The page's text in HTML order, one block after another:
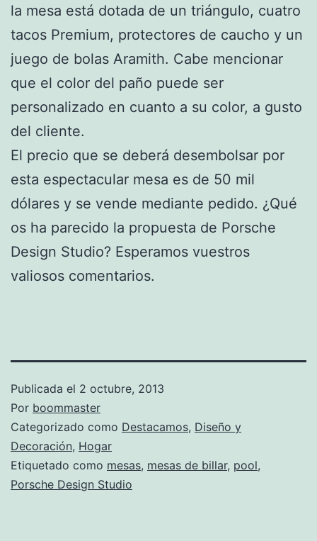
la mesa está dotada de un triángulo, cuatro
tacos Premium, protectores de caucho y un
juego de bolas Aramith. Cabe mencionar
que el color del paño puede ser
personalizado en cuanto a su color, a gusto
del cliente.
El precio que se deberá desembolsar por
esta espectacular mesa es de 50 mil
dólares y se vende mediante pedido. ¿Qué
os ha parecido la propuesta de Porsche
Design Studio? Esperamos vuestros
valiosos comentarios.
Publicada el 2 octubre, 2013
Por boommaster
Categorizado como Destacamos, Diseño y
Decoración, Hogar
Etiquetado como mesas, mesas de billar, pool,
Porsche Design Studio